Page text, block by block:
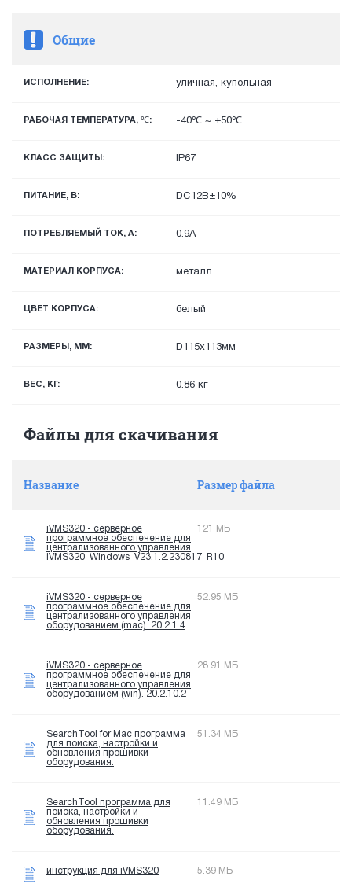
Общие
ИСПОЛНЕНИЕ: уличная, купольная
РАБОЧАЯ ТЕМПЕРАТУРА, ℃: -40℃ ~ +50℃
КЛАСС ЗАЩИТЫ: IP67
ПИТАНИЕ, В: DC12В±10%
ПОТРЕБЛЯЕМЫЙ ТОК, А: 0.9А
МАТЕРИАЛ КОРПУСА: металл
ЦВЕТ КОРПУСА: белый
РАЗМЕРЫ, ММ: D115x113мм
ВЕС, КГ: 0.86 кг
Файлы для скачивания
Название Размер файла
iVMS320 - серверное
программное обеспечение для
централизованного управления
iVMS320_Windows_V23.1.2.230817_R10
121 МБ
iVMS320 - серверное
программное обеспечение для
централизованного управления
оборудованием (mac). 20.2.1.4
52.95 МБ
iVMS320 - серверное
программное обеспечение для
централизованного управления
оборудованием (win). 20.2.10.2
28.91 МБ
SearchTool for Mac программа
для поиска, настройки и
обновления прошивки
оборудования.
51.34 МБ
SearchTool программа для
поиска, настройки и
обновления прошивки
оборудования.
11.49 МБ
инструкция для iVMS320 5.39 МБ